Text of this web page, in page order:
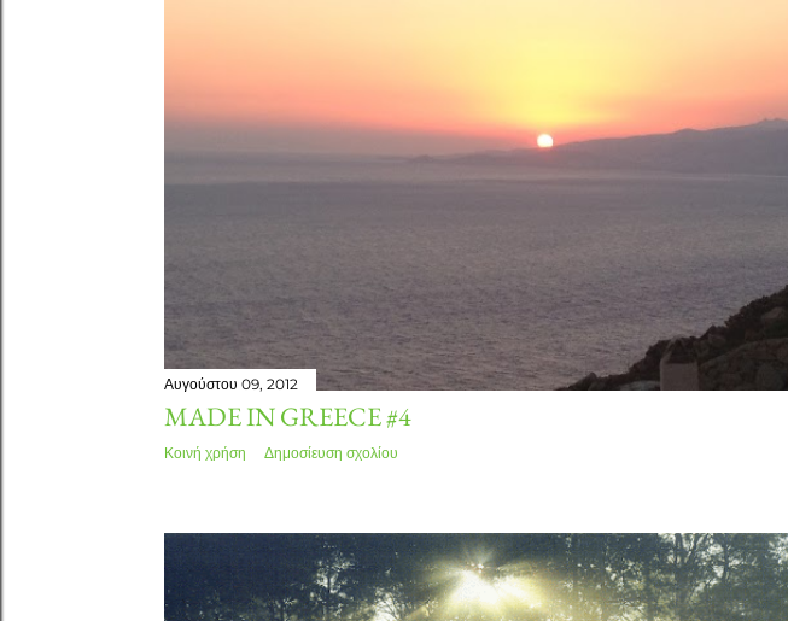
Αυγούστου 09, 2012
MADE IN GREECE #4
Κοινή χρήση Δημοσίευση σχολίου